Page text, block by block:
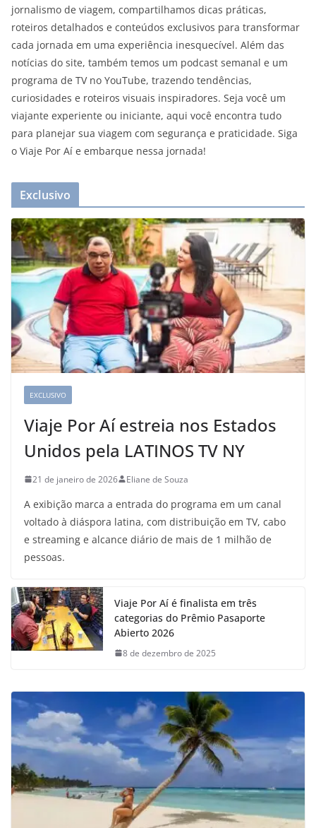
jornalismo de viagem, compartilhamos dicas práticas,
roteiros detalhados e conteúdos exclusivos para transformar
cada jornada em uma experiência inesquecível. Além das
notícias do site, também temos um podcast semanal e um
programa de TV no YouTube, trazendo tendências,
curiosidades e roteiros visuais inspiradores. Seja você um
viajante experiente ou iniciante, aqui você encontra tudo
para planejar sua viagem com segurança e praticidade. Siga
o Viaje Por Aí e embarque nessa jornada!
Exclusivo
EXCLUSIVO
Viaje Por Aí estreia nos Estados
Unidos pela LATINOS TV NY
21 de janeiro de 2026 Eliane de Souza
A exibição marca a entrada do programa em um canal
voltado à diáspora latina, com distribuição em TV, cabo
e streaming e alcance diário de mais de 1 milhão de
pessoas.
Viaje Por Aí é finalista em três
categorias do Prêmio Pasaporte
Abierto 2026
8 de dezembro de 2025